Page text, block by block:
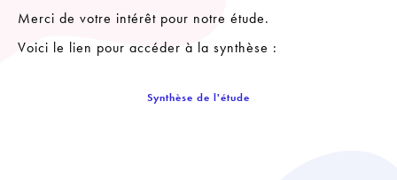
Merci de votre intérêt pour notre étude.
Voici le lien pour accéder à la synthèse :
Synthèse de l'étude